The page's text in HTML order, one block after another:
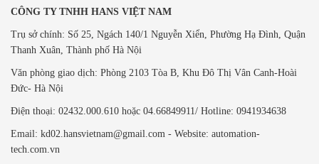
CÔNG TY TNHH HANS VIỆT NAM
Trụ sở chính: Số 25, Ngách 140/1 Nguyễn Xiển, Phường Hạ Đình, Quận
Thanh Xuân, Thành phố Hà Nội
Văn phòng giao dịch: ​Phòng 2103 Tòa B, Khu Đô Thị Vân Canh-Hoài
Đức- Hà Nội
Điện thoại: 02432.000.610 hoặc 04.66849911/ Hotline: 0941934638
Email: kd02.hansvietnam@gmail.com - Website: automation-
tech.com.vn